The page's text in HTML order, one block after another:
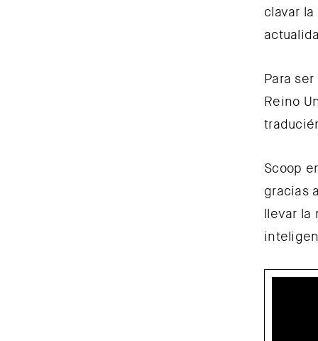
clavar
Para
Reino
Scoop
gracias
llevar la